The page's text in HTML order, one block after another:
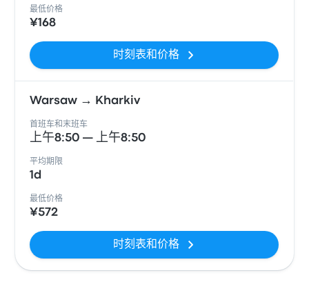
最低价格
¥168
时刻表和价格
Warsaw → Kharkiv
首班车和末班车
上午8:50 — 上午8:50
平均期限
1d
最低价格
¥572
时刻表和价格